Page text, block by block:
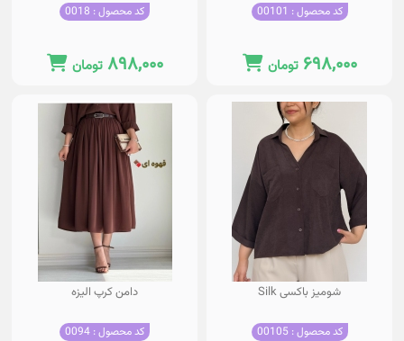
کد محصول : 00101
۶۹۸,۰۰۰ تومان
کد محصول : 0018
۸۹۸,۰۰۰ تومان
شومیز باکسی Silk
کد محصول : 00105
دامن کرپ الیزه
کد محصول : 0094